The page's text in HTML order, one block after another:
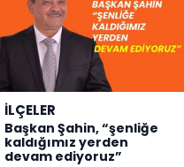
İLÇELER
Başkan Şahin, “şenliğe
kaldığımız yerden
devam ediyoruz”